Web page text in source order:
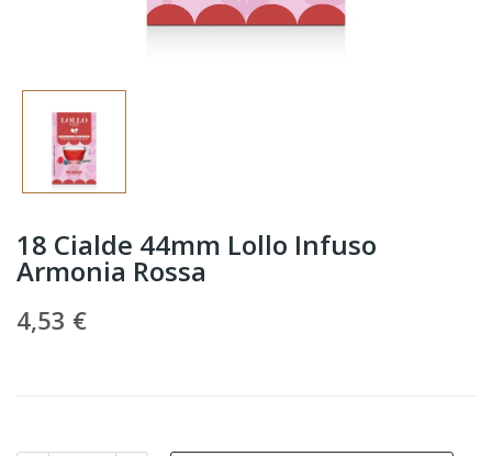
18 Cialde 44mm Lollo Infuso
Armonia Rossa
4,53 €